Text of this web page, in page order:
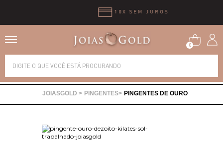
10X SEM JUROS
0
PINGENTES PINGENTES DE OURO
Alianças
Brincos